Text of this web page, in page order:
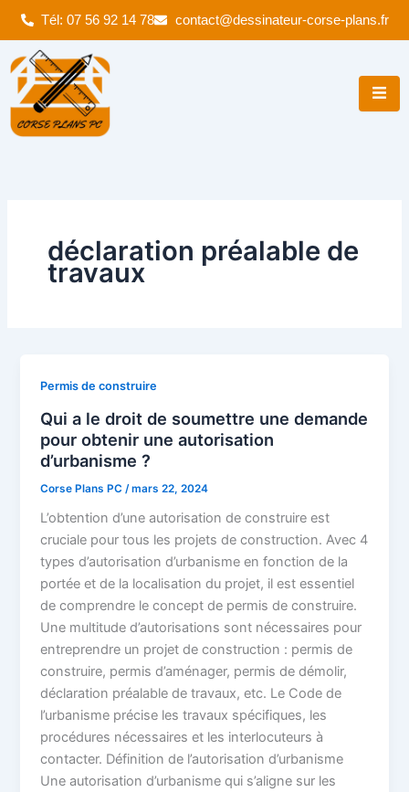
Aller
contenu
Tél: 07 56 92 14 78 contact@dessinateur-corse-plans.fr
déclaration préalable de
travaux
Permis de construire
Qui a le droit de soumettre une demande
pour obtenir une autorisation
d’urbanisme ?
Corse Plans PC /mars 22, 2024
L’obtention d’une autorisation de construire est
cruciale pour tous les projets de construction. Avec 4
types d’autorisation d’urbanisme en fonction de la
portée et de la localisation du projet, il est essentiel
de comprendre le concept de permis de construire.
Une multitude d’autorisations sont nécessaires pour
entreprendre un projet de construction : permis de
construire, permis d’aménager, permis de démolir,
déclaration préalable de travaux, etc. Le Code de
l’urbanisme précise les travaux spécifiques, les
procédures nécessaires et les interlocuteurs à
contacter. Définition de l’autorisation d’urbanisme
Une autorisation d’urbanisme qui s’aligne sur les